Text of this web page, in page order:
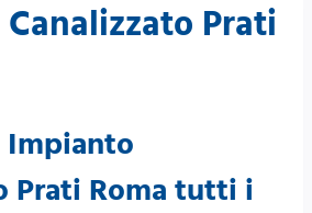
Prati
Impianto
Prati Roma tutti i